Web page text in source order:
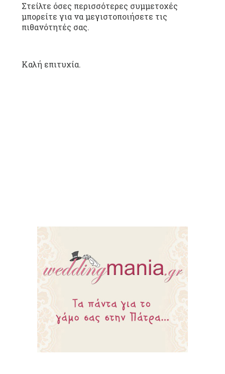
Στείλτε όσες περισσότερες συμμετοχές
μπορείτε για να μεγιστοποιήσετε τις
πιθανότητές σας.
Καλή επιτυχία.